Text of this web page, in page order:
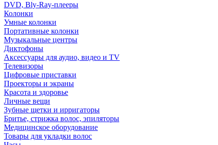
DVD, Bly-Ray-плееры
Колонки
Умные колонки
Портативные колонки
Музыкальные центры
Диктофоны
Аксессуары для аудио, видео и TV
Телевизоры
Цифровые приставки
Проекторы и экраны
Красота и здоровье
Личные вещи
Зубные щетки и ирригаторы
Бритье, стрижка волос, эпиляторы
Медицинское оборудование
Товары для укладки волос